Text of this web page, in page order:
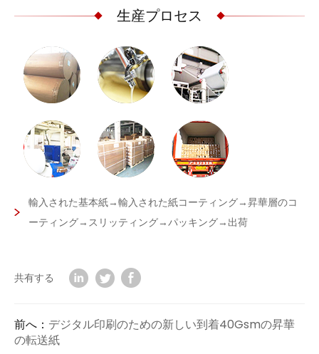
生産プロセス
輸入された基本紙→輸入された紙コーティング→昇華層のコ
ーティング→スリッティング→パッキング→出荷
共有する
前へ： デジタル印刷のための新しい到着40Gsmの昇華
の転送紙